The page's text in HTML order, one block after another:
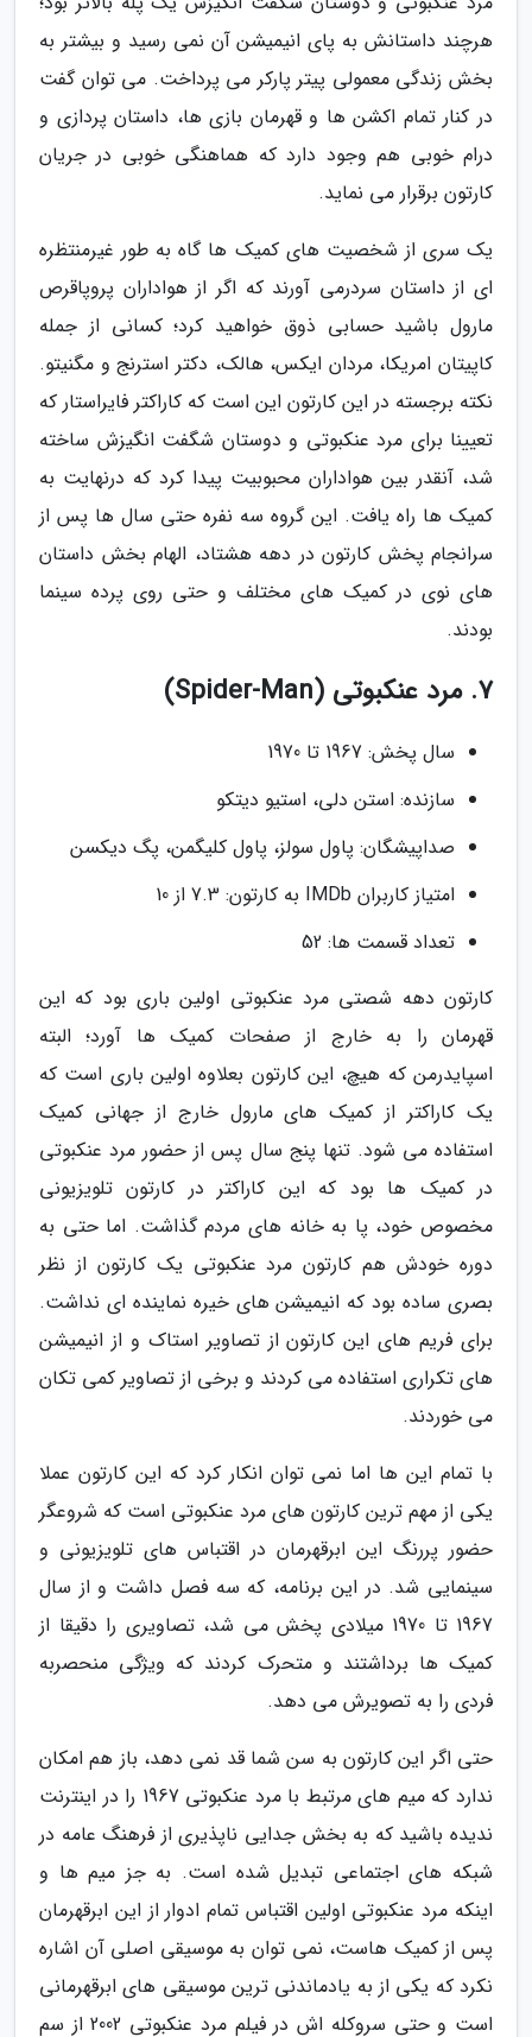
هرچند داستانش به پای انیمیشن آن نمی رسید و بیشتر به
بخش زندگی معمولی پیتر پارکر می پرداخت. می توان گفت
در کنار تمام اکشن ها و قهرمان بازی ها، داستان پردازی و
درام خوبی هم وجود دارد که هماهنگی خوبی در جریان
کارتون برقرار می نماید.
یک سری از شخصیت های کمیک ها گاه به طور غیرمنتظره
ای از داستان سردرمی آورند که اگر از هواداران پروپاقرص
مارول باشید حسابی ذوق خواهید کرد؛ کسانی از جمله
کاپیتان امریکا، مردان ایکس، هالک، دکتر استرنج و مگنیتو.
نکته برجسته در این کارتون این است که کاراکتر فایراستار که
تعیینا برای مرد عنکبوتی و دوستان شگفت انگیزش ساخته
شد، آنقدر بین هواداران محبوبیت پیدا کرد که درنهایت به
کمیک ها راه یافت. این گروه سه نفره حتی سال ها پس از
سرانجام پخش کارتون در دهه هشتاد، الهام بخش داستان
های نوی در کمیک های مختلف و حتی روی پرده سینما
بودند.
7. مرد عنکبوتی (Spider-Man)
سال پخش: 1967 تا 1970
سازنده: استن دلی، استیو دیتکو
صداپیشگان: پاول سولز، پاول کلیگمن، پگ دیکسن
امتیاز کاربران IMDb به کارتون: 7.3 از 10
تعداد قسمت ها: 52
کارتون دهه شصتی مرد عنکبوتی اولین باری بود که این
قهرمان را به خارج از صفحات کمیک ها آورد؛ البته
اسپایدرمن که هیچ، این کارتون بعلاوه اولین باری است که
یک کاراکتر از کمیک های مارول خارج از جهانی کمیک
استفاده می شود. تنها پنج سال پس از حضور مرد عنکبوتی
در کمیک ها بود که این کاراکتر در کارتون تلویزیونی
مخصوص خود، پا به خانه های مردم گذاشت. اما حتی به
دوره خودش هم کارتون مرد عنکبوتی یک کارتون از نظر
بصری ساده بود که انیمیشن های خیره نماینده ای نداشت.
برای فریم های این کارتون از تصاویر استاک و از انیمیشن
های تکراری استفاده می کردند و برخی از تصاویر کمی تکان
می خوردند.
با تمام این ها اما نمی توان انکار کرد که این کارتون عملا
یکی از مهم ترین کارتون های مرد عنکبوتی است که شروعگر
حضور پررنگ این ابرقهرمان در اقتباس های تلویزیونی و
سینمایی شد. در این برنامه، که سه فصل داشت و از سال
1967 تا 1970 میلادی پخش می شد، تصاویری را دقیقا از
کمیک ها برداشتند و متحرک کردند که ویژگی منحصربه
فردی را به تصویرش می دهد.
حتی اگر این کارتون به سن شما قد نمی دهد، باز هم امکان
ندارد که میم های مرتبط با مرد عنکبوتی 1967 را در اینترنت
ندیده باشید که به بخش جدایی ناپذیری از فرهنگ عامه در
شبکه های اجتماعی تبدیل شده است. به جز میم ها و
اینکه مرد عنکبوتی اولین اقتباس تمام ادوار از این ابرقهرمان
پس از کمیک هاست، نمی توان به موسیقی اصلی آن اشاره
نکرد که یکی از به یادماندنی ترین موسیقی های ابرقهرمانی
است و حتی سروکله اش در فیلم مرد عنکبوتی 2002 از سم